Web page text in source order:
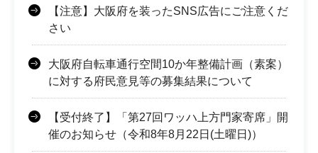
【注意】大阪府を装ったSNS広告にご注意くだ
さい
大阪府自転車通行空間10か年整備計画（素案）
に対する府民意見等の募集結果について
【受付終了】「第27回ワッハ上方門家寄席」開
催のお知らせ（令和8年8月22日(土曜日)）